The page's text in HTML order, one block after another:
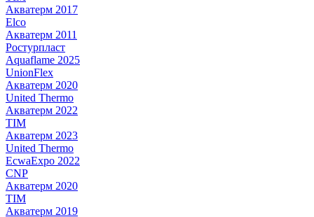
Акватерм 2017
Elco
Акватерм 2011
Ростурпласт
Aquaflame 2025
UnionFlex
Акватерм 2020
United Thermo
Акватерм 2022
TIM
Акватерм 2023
United Thermo
EcwaExpo 2022
CNP
Акватерм 2020
TIM
Акватерм 2019